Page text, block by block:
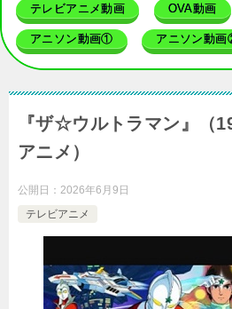
テレビアニメ動画 OVA動画
アニソン動画① アニソン動
『ザ☆ウルトラマン』（
アニメ）
公開日： 2026年6月9日
テレビアニメ